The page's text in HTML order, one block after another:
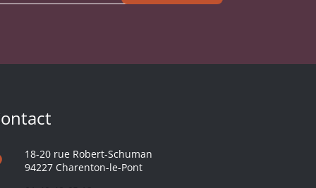
18-20 rue Robert-Schuman
94227 Charenton-le-Pont